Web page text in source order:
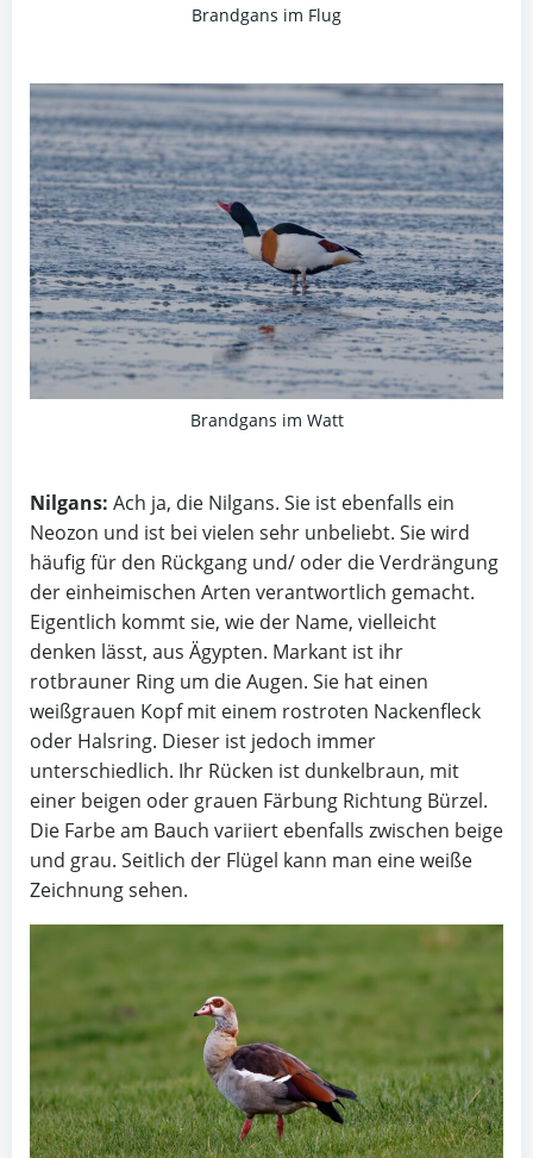
Brandgans im Flug
Brandgans im Watt
Nilgans: Ach ja, die Nilgans. Sie ist ebenfalls ein
Neozon und ist bei vielen sehr unbeliebt. Sie wird
häufig für den Rückgang und/ oder die Verdrängung
der einheimischen Arten verantwortlich gemacht.
Eigentlich kommt sie, wie der Name, vielleicht
denken lässt, aus Ägypten. Markant ist ihr
rotbrauner Ring um die Augen. Sie hat einen
weißgrauen Kopf mit einem rostroten Nackenfleck
oder Halsring. Dieser ist jedoch immer
unterschiedlich. Ihr Rücken ist dunkelbraun, mit
einer beigen oder grauen Färbung Richtung Bürzel.
Die Farbe am Bauch variiert ebenfalls zwischen beige
und grau. Seitlich der Flügel kann man eine weiße
Zeichnung sehen.